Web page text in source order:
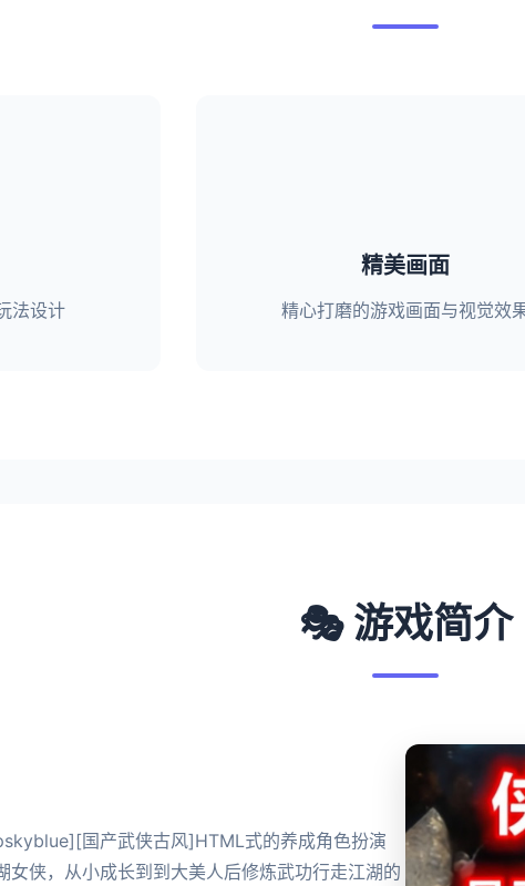
法设计
精美画面
精心打磨的游戏画面与视觉效
🎭 游戏简介
国产武侠古风]HTML式的养成角色扮演
女侠，从小成长到到大美人后修炼武功行走江湖的